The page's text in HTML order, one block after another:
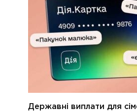
Державні виплати для